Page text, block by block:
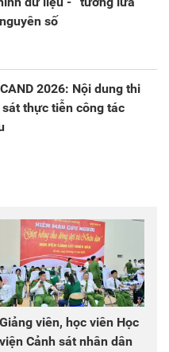
số
2026: Nội dung thi
thực tiễn công tác
Giảng viên, học viên Học
viện Cảnh sát nhân dân